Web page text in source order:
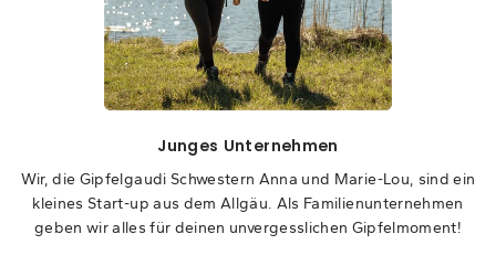
Junges Unternehmen
Wir, die Gipfelgaudi Schwestern Anna und Marie-Lou, sind ein
kleines Start-up aus dem Allgäu. Als Familienunternehmen
geben wir alles für deinen unvergesslichen Gipfelmoment!